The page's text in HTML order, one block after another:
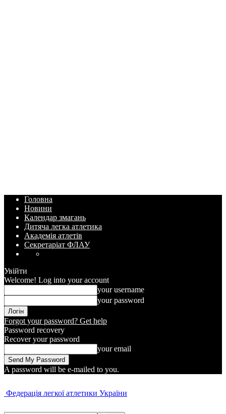
Головна
Новини
Календар змагань
Дитяча легка атлетика
Академія атлетів
Секретаріат ФЛАУ
Увійти
Welcome! Log into your account
your username
your password
Forgot your password? Get help
Password recovery
Recover your password
your email
A password will be e-mailed to you.
Федерація легкої атлетики України